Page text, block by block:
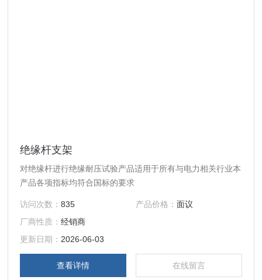
绝缘杆支架
对绝缘杆进行绝缘耐压试验产品适用于所有与电力相关行业本
产品各项指标均符合国标的要求
访问次数：835 产品价格： 面议
厂商性质：经销商
更新日期： 2026-06-03
查看详情 在线留言